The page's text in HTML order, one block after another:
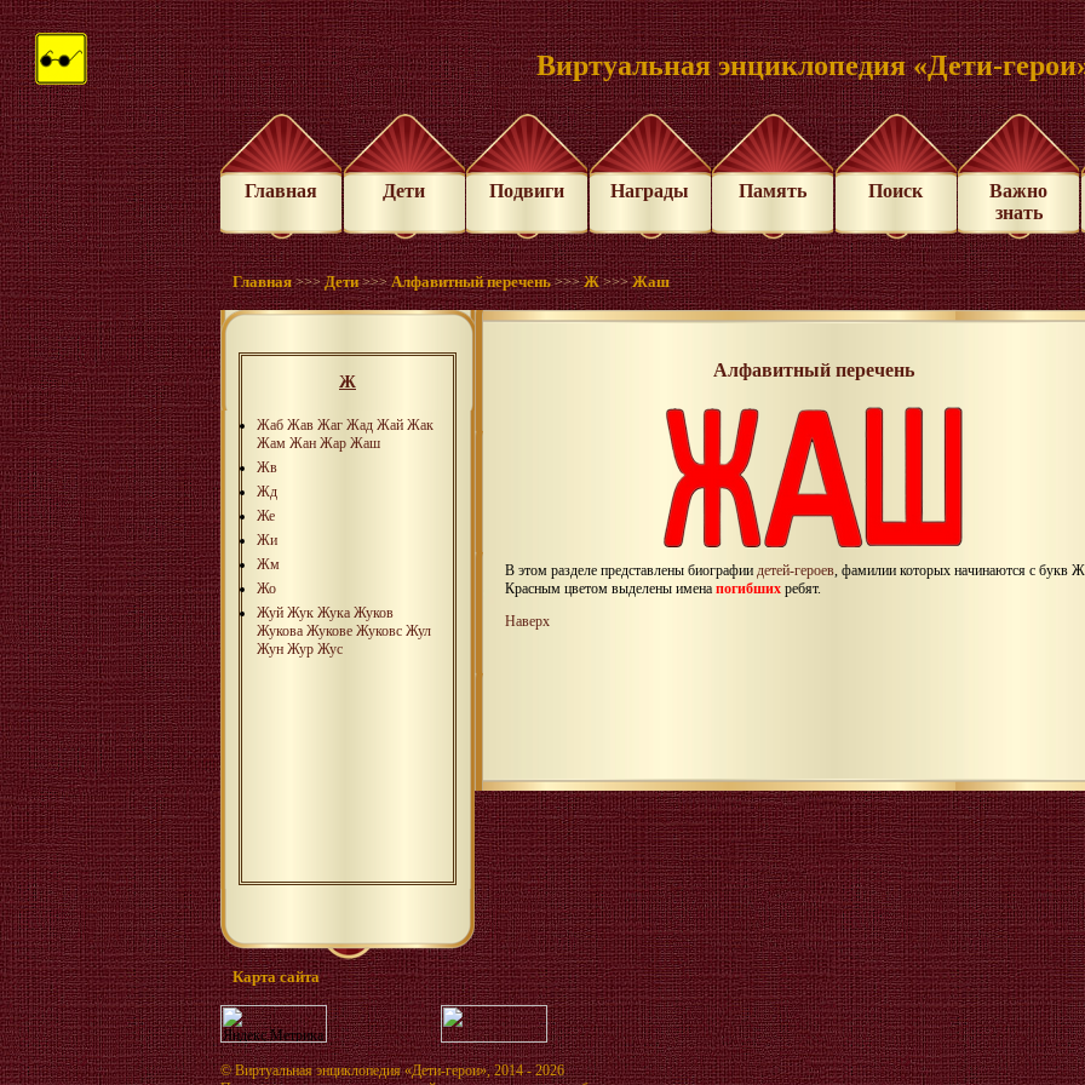
Виртуальная энциклопедия «Дети-
Главная Дети Подвиги Награды Память Поиск
Важно
знать
Главная >>>Дети >>>Алфавитный перечень >>>Ж >>>Жаш
Ж
Жаб Жав Жаг Жад Жай Жак
Жам Жан Жар Жаш
Жв
Жд
Же
Жи
Жм
Жо
Жуй Жук Жука Жуков
Жукова Жукове Жуковс Жул
Жун Жур Жус
Алфавитный перечень
В этом разделе представлены биографии детей-героев , фамилии которых начинаются с букв
Красным цветом выделены имена погибших ребят.
Наверх
Карта сайта
©Виртуальная энциклопедия «Дети-герои», 2014 - 2026